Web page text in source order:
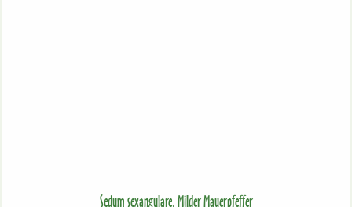
Sedum sexangulare, Milder Mauerpfeffer